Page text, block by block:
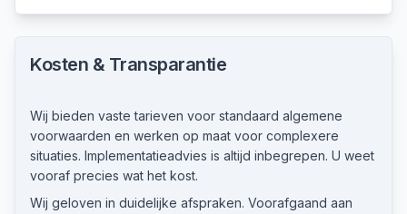
Kosten & Transparantie
Wij bieden vaste tarieven voor standaard algemene
voorwaarden en werken op maat voor complexere
situaties. Implementatieadvies is altijd inbegrepen. U weet
vooraf precies wat het kost.
Wij geloven in duidelijke afspraken. Voorafgaand aan